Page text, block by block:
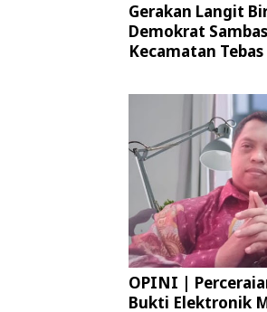
Gerakan Langit
Demokrat
Kecamatan Tebas
OPINI |
Bukti Elektronik